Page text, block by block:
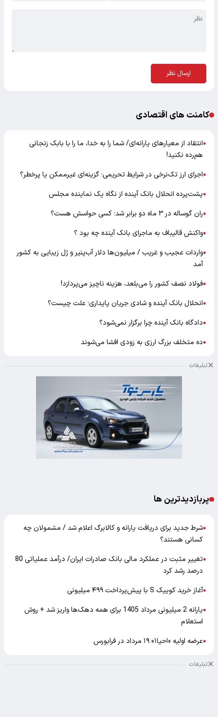
ارسال نظر
کامنت های اقتصادی
●انتقاد از معیارهای یارانه‌ای/ شما را به خدا، ما را با بابک زنجانی
هم‌رده نکنید!
●اجرای ارز تک‌نرخی در شرایط تحریمی؛ گزینه‌ای غیرممکن یا پرخطر؟
●پشت‌پرده انحلال بانک آینده از نگاه یک نماینده مجلس
●ران گوساله در ۳ ماه دو برابر شد؛ کسی حواسش هست؟
●واکنش قالیباف به ماجرای بانک آینده چه بود ؟
●واردات عجیب و غریب / میلیون‌ها دلار آب‌پنیر و ژل زیبایی به کشور
آمد
●فولاد نصف کشور را می‌بلعد، هزینه ناچیز می‌پردازد!
●انحلال بانک آینده و شادی جریان پایداری؛ علت چیست؟
●دادگاه بانک آینده چرا برگزار نمی‌شود؟
●ده متخلف بزرگ ارزی به زودی افشا می‌شوند
تبلیغات
پربازدیدترین ها
●شرط جدید برای دریافت یارانه و کالابرگ اعلام شد / مشمولان چه
کسانی هستند؟
●
تغییر مثبت در عملکرد مالی بانک صادرات ایران/ درآمد عملیاتی 80
درصد رشد کرد
●آغاز خرید کوییک S با پیش‌پرداخت ۴۹۹ میلیونی
●
یارانه 2 میلیونی مرداد 1405 برای همه دهک‌ها واریز شد + روش
استعلام
●عرضه اولیه «احیا۱» ۱۹ مرداد در فرابورس
تبلیغات